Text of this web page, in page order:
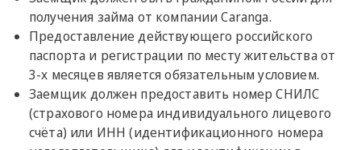
получения займа от компании Caranga.
Предоставление действующего российского
паспорта и регистрации по месту жительства от
3-х месяцев является обязательным условием.
Заемщик должен предоставить номер СНИЛС
(страхового номера индивидуального лицевого
счёта) или ИНН (идентификационного номера